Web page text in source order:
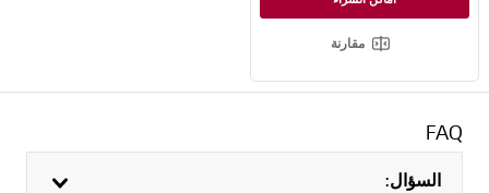
زر الذكاء الاصطناعي الجديد، عناصر التحكم الصوتية، وظائف السحب والإفلات على جهاز التحكم AI Magic Remote
مقارنة
FAQ
السؤال: